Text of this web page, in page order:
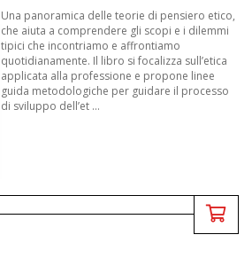
Una panoramica delle teorie di pensiero etico,
che aiuta a comprendere gli scopi e i dilemmi
tipici che incontriamo e affrontiamo
quotidianamente. Il libro si focalizza sull’etica
applicata alla professione e propone linee
guida metodologiche per guidare il processo
di sviluppo dell’et ...